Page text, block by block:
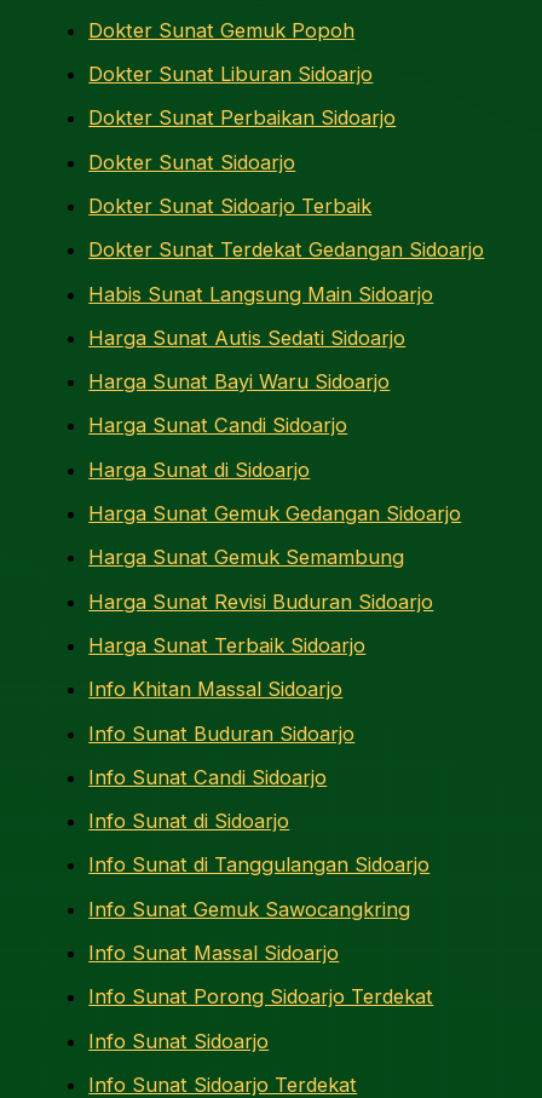
Dokter Sunat Gemuk Popoh
Dokter Sunat Liburan Sidoarjo
Dokter Sunat Perbaikan Sidoarjo
Dokter Sunat Sidoarjo
Dokter Sunat Sidoarjo Terbaik
Dokter Sunat Terdekat Gedangan Sidoarjo
Habis Sunat Langsung Main Sidoarjo
Harga Sunat Autis Sedati Sidoarjo
Harga Sunat Bayi Waru Sidoarjo
Harga Sunat Candi Sidoarjo
Harga Sunat di Sidoarjo
Harga Sunat Gemuk Gedangan Sidoarjo
Harga Sunat Gemuk Semambung
Harga Sunat Revisi Buduran Sidoarjo
Harga Sunat Terbaik Sidoarjo
Info Khitan Massal Sidoarjo
Info Sunat Buduran Sidoarjo
Info Sunat Candi Sidoarjo
Info Sunat di Sidoarjo
Info Sunat di Tanggulangan Sidoarjo
Info Sunat Gemuk Sawocangkring
Info Sunat Massal Sidoarjo
Info Sunat Porong Sidoarjo Terdekat
Info Sunat Sidoarjo
Info Sunat Sidoarjo Terdekat